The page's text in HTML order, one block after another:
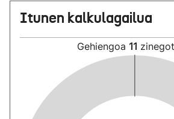
Itunen kalkulagailua
Gehiengoa 11